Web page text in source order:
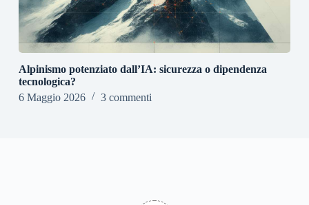
Alpinismo potenziato dall’IA: sicurezza o dipendenza
tecnologica?
6 Maggio 2026
3 commenti